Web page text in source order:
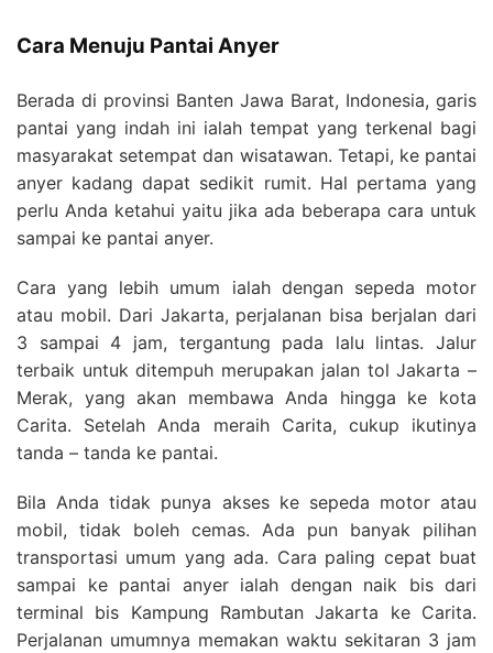
Cara Menuju Pantai Anyer
Berada di provinsi Banten Jawa Barat, Indonesia, garis
pantai yang indah ini ialah tempat yang terkenal bagi
masyarakat setempat dan wisatawan. Tetapi, ke pantai
anyer kadang dapat sedikit rumit. Hal pertama yang
perlu Anda ketahui yaitu jika ada beberapa cara untuk
sampai ke pantai anyer.
Cara yang lebih umum ialah dengan sepeda motor
atau mobil. Dari Jakarta, perjalanan bisa berjalan dari
3 sampai 4 jam, tergantung pada lalu lintas. Jalur
terbaik untuk ditempuh merupakan jalan tol Jakarta –
Merak, yang akan membawa Anda hingga ke kota
Carita. Setelah Anda meraih Carita, cukup ikutinya
tanda – tanda ke pantai.
Bila Anda tidak punya akses ke sepeda motor atau
mobil, tidak boleh cemas. Ada pun banyak pilihan
transportasi umum yang ada. Cara paling cepat buat
sampai ke pantai anyer ialah dengan naik bis dari
terminal bis Kampung Rambutan Jakarta ke Carita.
Perjalanan umumnya memakan waktu sekitaran 3 jam